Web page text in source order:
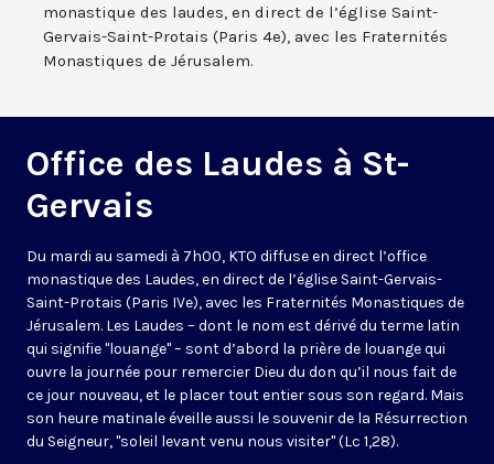
monastique des laudes, en direct de l’église Saint-
Gervais-Saint-Protais (Paris 4e), avec les Fraternités
Monastiques de Jérusalem.
Office des Laudes à St-
Gervais
Du mardi au samedi à 7h00, KTO diffuse en direct l’office
monastique des Laudes, en direct de l’église Saint-Gervais-
Saint-Protais (Paris IVe), avec les Fraternités Monastiques de
Jérusalem. Les Laudes – dont le nom est dérivé du terme latin
qui signifie "louange" – sont d’abord la prière de louange qui
ouvre la journée pour remercier Dieu du don qu’il nous fait de
ce jour nouveau, et le placer tout entier sous son regard. Mais
son heure matinale éveille aussi le souvenir de la Résurrection
du Seigneur, "soleil levant venu nous visiter" (Lc 1,28).